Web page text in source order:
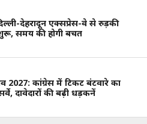
देहरादून एक्सप्रेस-वे से रुड़की
समय की होगी बचत
2027: कांग्रेस में टिकट बंटवारे का
दावेदारों की बढ़ी धड़कनें